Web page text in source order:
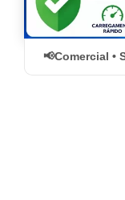
Comercial •